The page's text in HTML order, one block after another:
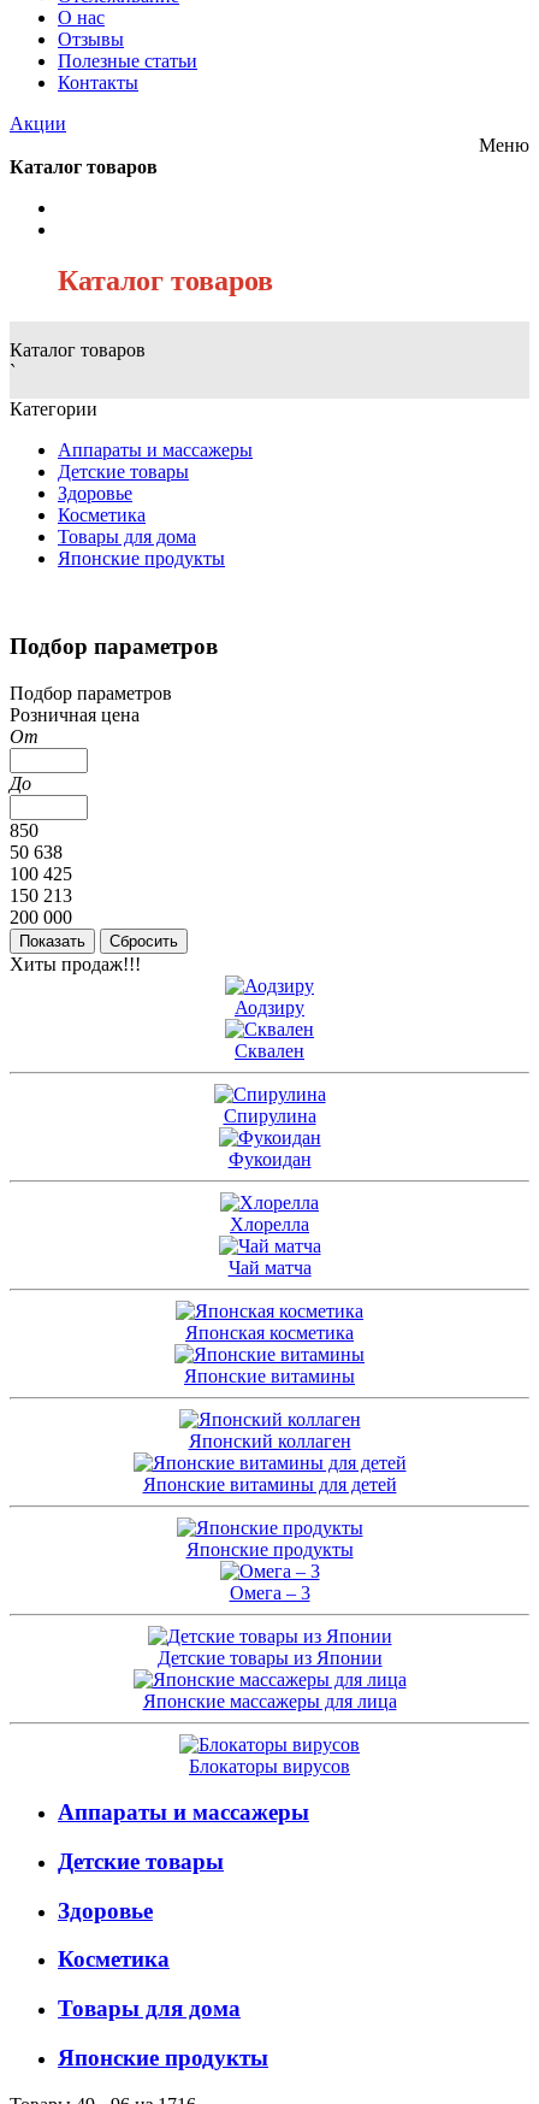
О нас
Отзывы
Полезные статьи
Контакты
Акции
Меню
Каталог товаров
Каталог товаров
Каталог товаров
`
Категории
Аппараты и массажеры
Детские товары
Здоровье
Косметика
Товары для дома
Японские продукты
Подбор параметров
Подбор параметров
Розничная цена
От
До
850
50 638
100 425
150 213
200 000
Хиты продаж!!!
Аодзиру
Сквален
Спирулина
Фукоидан
Хлорелла
Чай матча
Японская косметика
Японские витамины
Японский коллаген
Японские витамины для детей
Японские продукты
Омега – 3
Детские товары из Японии
Японские массажеры для лица
Блокаторы вирусов
Аппараты и массажеры
Детские товары
Здоровье
Косметика
Товары для дома
Японские продукты